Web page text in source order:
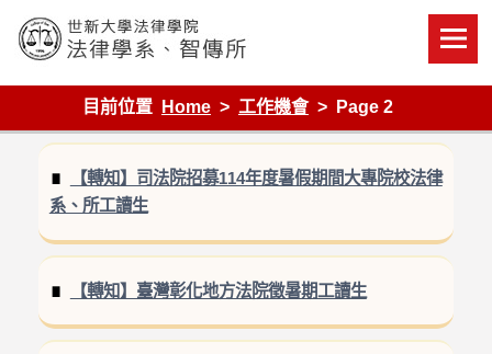
content
世新大學法律學院-法律學系-智慧財產暨科技法律研究所
目前位置
Home 工作機會 Page 2
【轉知】司法院招募114年度暑假期間大專院校法律
系、所工讀生
【轉知】臺灣彰化地方法院徵暑期工讀生